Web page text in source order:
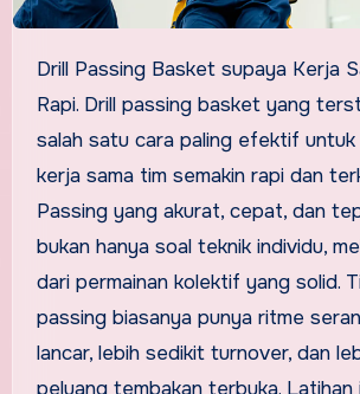
Drill Passing Basket supaya Kerja Sama Tim Makin
Rapi. Drill passing basket yang
salah satu cara paling efektif untuk
kerja sama tim semakin rapi dan
Passing yang akurat, cepat, dan
bukan hanya soal teknik individu,
dari permainan kolektif yang solid.
passing biasanya punya ritme
lancar, lebih sedikit turnover, dan
peluang tembakan terbuka.